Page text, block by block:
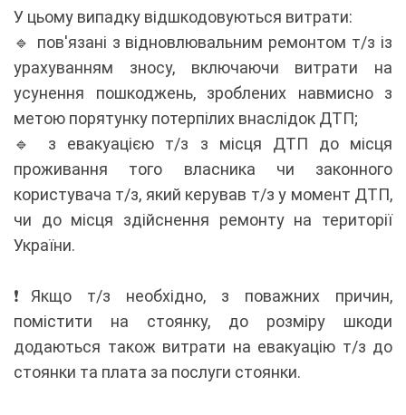
У цьому випадку відшкодовуються витрати:
🔹 пов'язані з відновлювальним ремонтом т/з із
урахуванням зносу, включаючи витрати на
усунення пошкоджень, зроблених навмисно з
метою порятунку потерпілих внаслідок ДТП;
🔹 з евакуацією т/з з місця ДТП до місця
проживання того власника чи законного
користувача т/з, який керував т/з у момент ДТП,
чи до місця здійснення ремонту на території
України.
❗️Якщо т/з необхідно, з поважних причин,
помістити на стоянку, до розміру шкоди
додаються також витрати на евакуацію т/з до
стоянки та плата за послуги стоянки.